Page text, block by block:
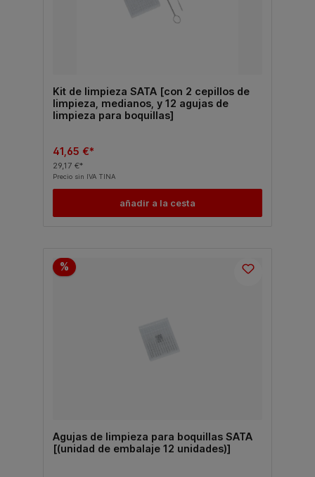
Kit de limpieza SATA [con 2 cepillos de
limpieza, medianos, y 12 agujas de
limpieza para boquillas]
41,65 €*
29,17 €*
Precio sin IVA TINA
añadir a la cesta
%
Agujas de limpieza para boquillas SATA
[(unidad de embalaje 12 unidades)]